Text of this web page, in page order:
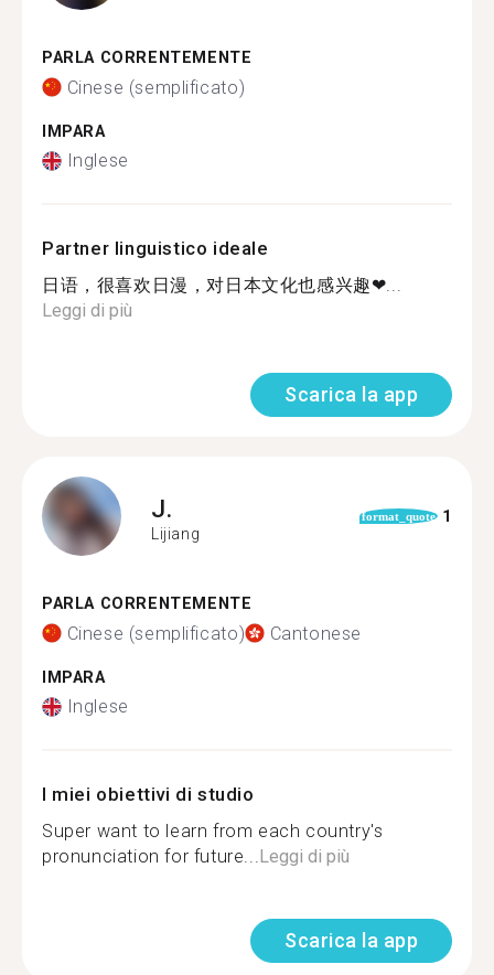
PARLA CORRENTEMENTE
Cinese (semplificato)
IMPARA
Inglese
Partner linguistico ideale
日语，很喜欢日漫，对日本文化也感兴趣❤...
Leggi di più
Scarica la app
J.
Lijiang
format_quote 1
PARLA CORRENTEMENTE
Cinese (semplificato) Cantonese
IMPARA
Inglese
I miei obiettivi di studio
Super want to learn from each country's
pronunciation for future...Leggi di più
Scarica la app